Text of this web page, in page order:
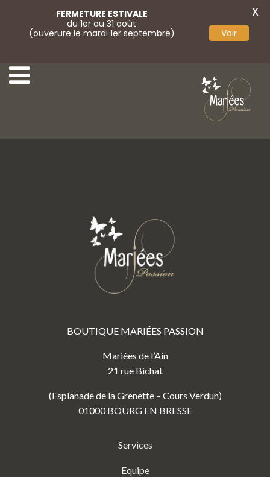
BOUTIQUE MARIÉES PASSION
Mariées de l’Ain
21 rue Bichat
(Esplanade de la Grenette – Cours Verdun)
01000 BOURG EN BRESSE
Services
Equipe
FERMETURE ESTIVALE
du 1er au 31 août
(ouverure le mardi 1er septembre)
Voir
X